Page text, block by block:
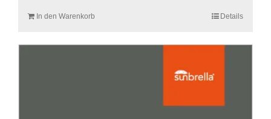
In den Warenkorb Details